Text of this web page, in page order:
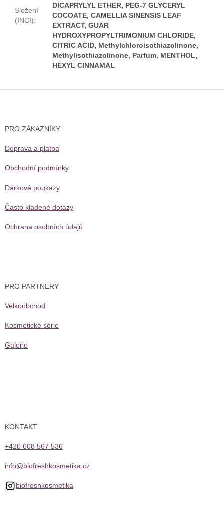
Složení
(INCI):
DICAPRYLYL ETHER, PEG-7 GLYCERYL
COCOATE, CAMELLIA SINENSIS LEAF
EXTRACT, GUAR
HYDROXYPROPYLTRIMONIUM CHLORIDE,
CITRIC ACID, Methylchloroisothiazolinone,
Methylisothiazolinone, Parfum, MENTHOL,
HEXYL CINNAMAL
Z
PRO ZÁKAZNÍKY
Doprava a platba
Obchodní podmínky
Dárkové poukazy
Často kladené dotazy
Ochrana osobních údajů
PRO PARTNERY
Velkoobchod
Kosmetické série
Galerie
KONTAKT
+420 608 567 536
info@biofreshkosmetika.cz
biofreshkosmetika